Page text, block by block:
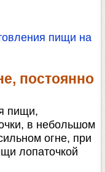
пищи на
постоянно
пищи,
в небольшом
огне, при
лопаточкой